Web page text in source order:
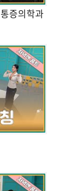
증의학과